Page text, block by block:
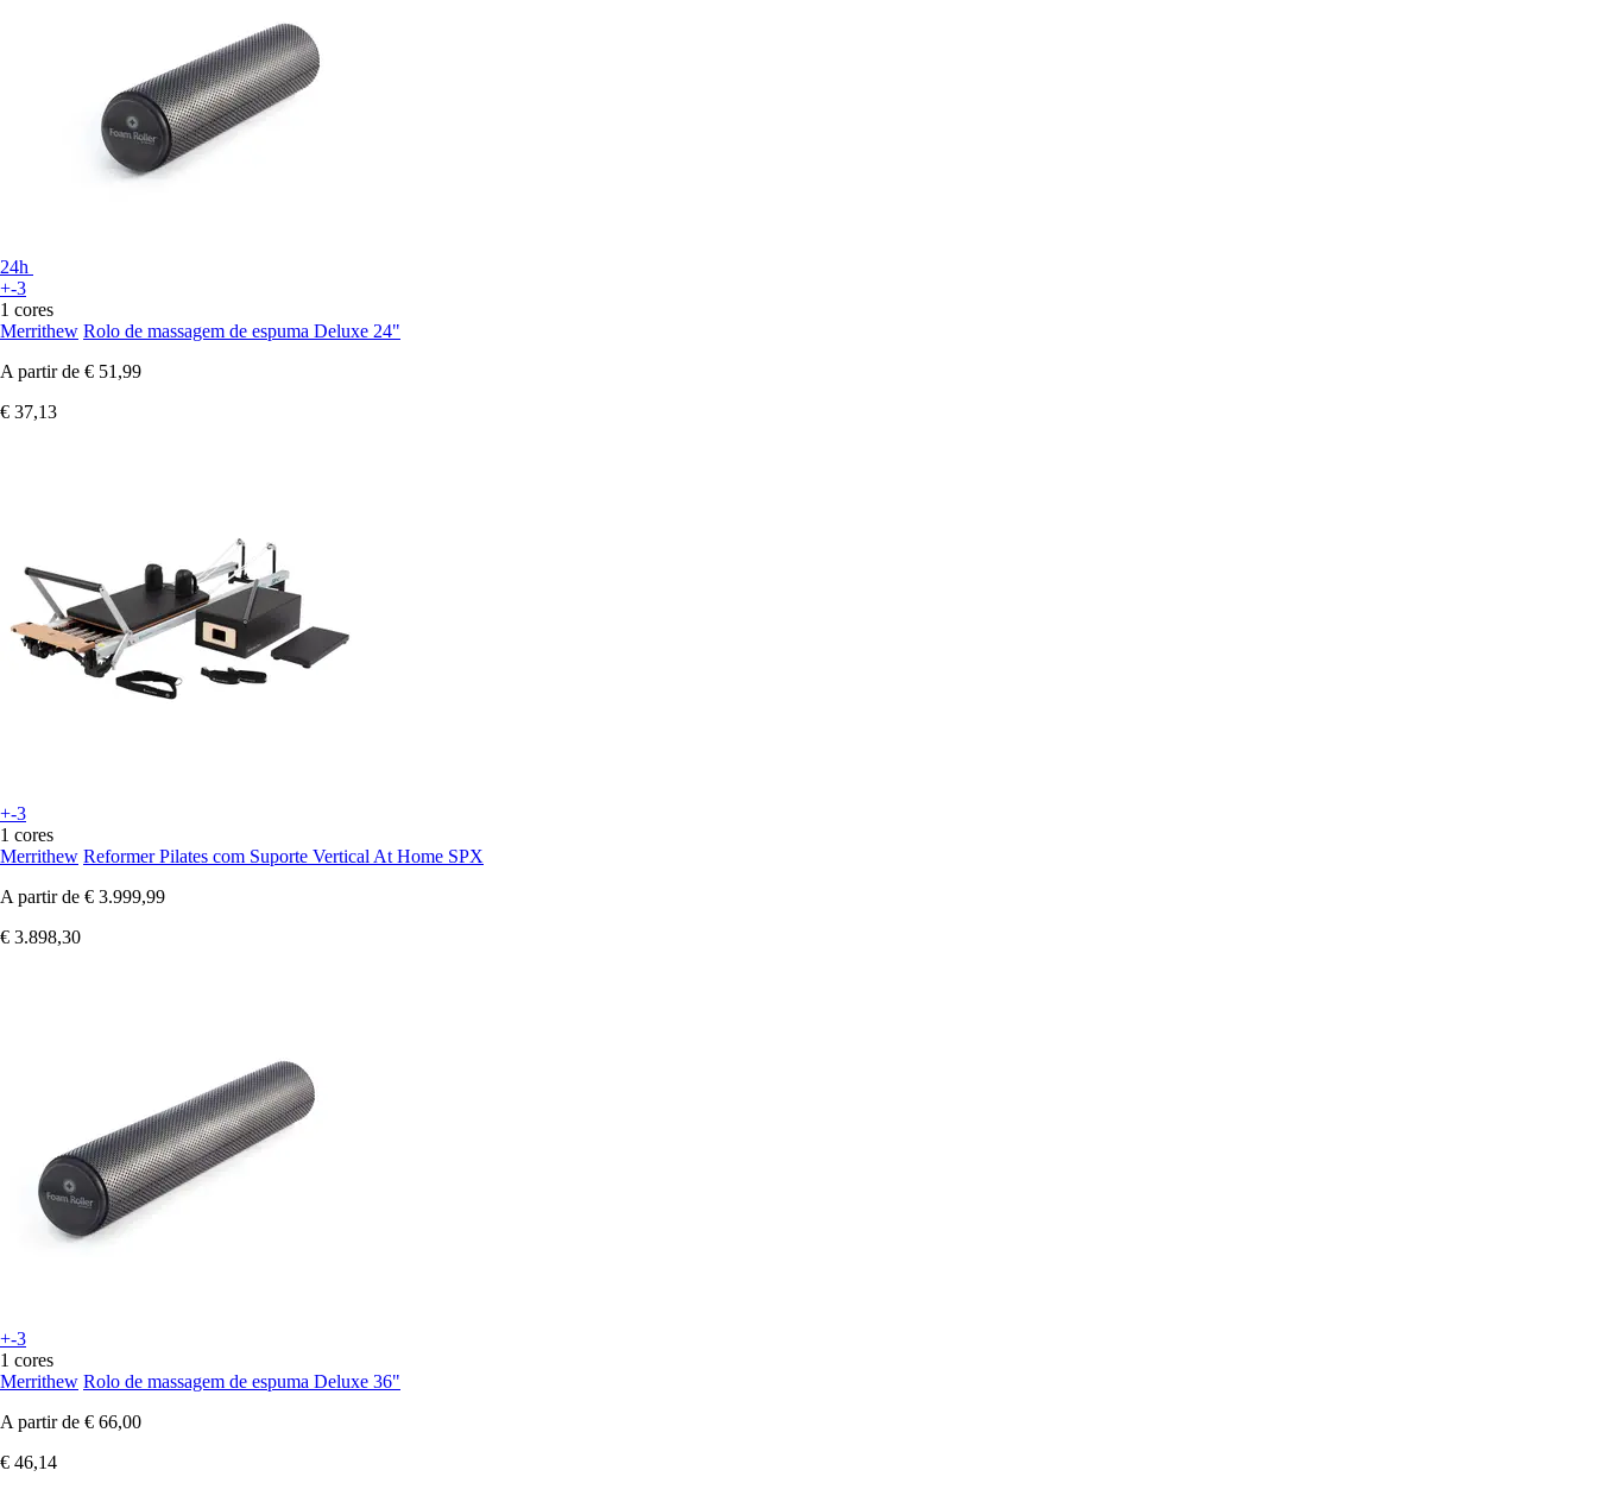
24h
+-3
1 cores
Merrithew Rolo de massagem de espuma Deluxe 24"
A partir de € 51,99
€ 37,13
+-3
1 cores
Merrithew Reformer Pilates com Suporte Vertical At Home SPX
A partir de € 3.999,99
€ 3.898,30
+-3
1 cores
Merrithew Rolo de massagem de espuma Deluxe 36"
A partir de € 66,00
€ 46,14